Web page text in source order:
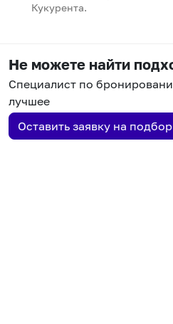
Кукурента.
Не можете найти
Специалист по
лучшее
Оставить заявку на подбор